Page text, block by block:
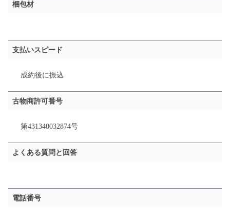
梱包材
支払いスピード
成約後に振込
古物商許可番号
第431340032874号
よくある質問と回答
電話番号